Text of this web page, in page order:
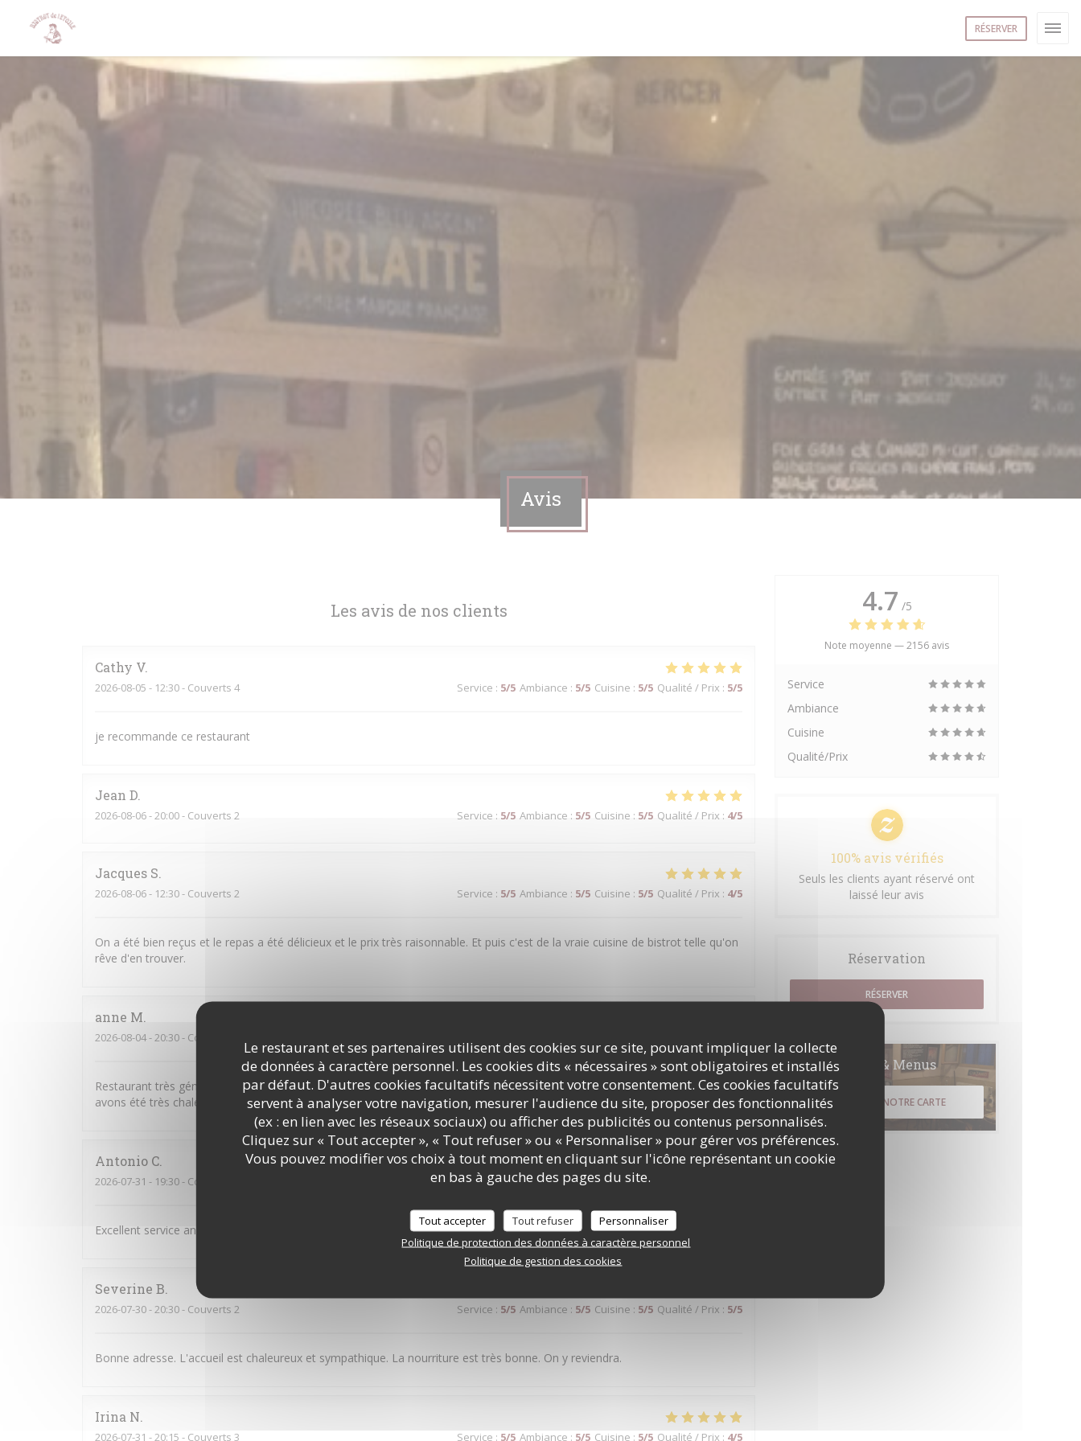
Le restaurant et ses partenaires utilisent des cookies sur ce site, pouvant impliquer la collecte
de données à caractère personnel. Les cookies dits « nécessaires » sont obligatoires et installés
par défaut. D'autres cookies facultatifs nécessitent votre consentement. Ces cookies facultatifs
servent à analyser votre navigation, mesurer l'audience du site, proposer des fonctionnalités
(ex : en lien avec les réseaux sociaux) ou afficher des publicités ou contenus personnalisés.
Cliquez sur « Tout accepter », « Tout refuser » ou « Personnaliser » pour gérer vos préférences.
Vous pouvez modifier vos choix à tout moment en cliquant sur l'icône représentant un cookie
en bas à gauche des pages du site.
Tout accepter Tout refuser
Personnaliser
Politique de protection des données à caractère personnel
Politique de gestion des cookies
RÉSERVER
Avis
Les avis de nos clients
Cathy V
2026-08-05 - 12:30 - Couverts 4 Service : 5/5 Ambiance : 5/5 Cuisine : 5/5 Qualité / Prix : 5/5
je recommande ce restaurant
Jean D
2026-08-06- 20:00 - Couverts 2 Service : 5/5 Ambiance : 5/5 Cuisine : 5/5 Qualité / Prix : 4/5
Jacques S
2026-08-06- 12:30 - Couverts 2 Service : 5/5 Ambiance : 5/5 Cuisine : 5/5 Qualité / Prix : 4/5
On a été bien reçus et le repas a été délicieux et le prix très raisonnable. Et puis c'est de la vraie cuisine de bistrot telle qu'on
rêve d'en trouver.
anne M
2026-08-04- 20:30 - Couverts 5
Restaurant très généreux avec des plats de qualité pour un prix raisonnable ! Nous avons passé un super moment et nous
avons été très chaleureusement accueillis ! Merci pour tout !
Antonio C
2026-07-31 - 19:30 - Couverts 4 Service:5/5 Ambiance:5/5 Cuisine: 4/5
Excellent service and very good food,
Severine B
2026-07-30- 20:30 - Couverts 2 Service : 5/5 Ambiance : 5/5 Cuisine : 5/5 Qualité / Prix : 5/5
Bonne adresse. L'accueil est chaleureux et sympathique. La nourriture est très bonne. On y reviendra.
Irina N
2026-07-31 - 20:15 - Couverts 3 Service : 5/5 Ambiance : 5/5 Cuisine : 5/5 Qualité / Prix : 4/5
4.7 /5
Note moyenne —2156 avis
Service
Ambiance
Cuisine
Qualité/Prix
100% avis vérifiés
Seuls les clients ayant réservé ont
laissé leur avis
Réservation
RÉSERVER
Cartes & Menus
DÉCOUVRIR NOTRE CARTE